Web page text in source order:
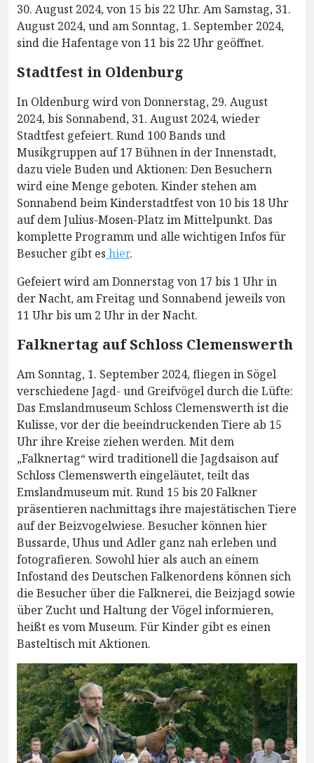
30. August 2024, von 15 bis 22 Uhr. Am Samstag, 31.
August 2024, und am Sonntag, 1. September 2024,
sind die Hafentage von 11 bis 22 Uhr geöffnet.
Stadtfest in Oldenburg
In Oldenburg wird von Donnerstag, 29. August
2024, bis Sonnabend, 31. August 2024, wieder
Stadtfest gefeiert. Rund 100 Bands und
Musikgruppen auf 17 Bühnen in der Innenstadt,
dazu viele Buden und Aktionen: Den Besuchern
wird eine Menge geboten. Kinder stehen am
Sonnabend beim Kinderstadtfest von 10 bis 18 Uhr
auf dem Julius-Mosen-Platz im Mittelpunkt. Das
komplette Programm und alle wichtigen Infos für
Besucher gibt es hier.
Gefeiert wird am Donnerstag von 17 bis 1 Uhr in
der Nacht, am Freitag und Sonnabend jeweils von
11 Uhr bis um 2 Uhr in der Nacht.
Falknertag auf Schloss Clemenswerth
Am Sonntag, 1. September 2024, fliegen in Sögel
verschiedene Jagd- und Greifvögel durch die Lüfte:
Das Emslandmuseum Schloss Clemenswerth ist die
Kulisse, vor der die beeindruckenden Tiere ab 15
Uhr ihre Kreise ziehen werden. Mit dem
„Falknertag“ wird traditionell die Jagdsaison auf
Schloss Clemenswerth eingeläutet, teilt das
Emslandmuseum mit. Rund 15 bis 20 Falkner
präsentieren nachmittags ihre majestätischen Tiere
auf der Beizvogelwiese. Besucher können hier
Bussarde, Uhus und Adler ganz nah erleben und
fotografieren. Sowohl hier als auch an einem
Infostand des Deutschen Falkenordens können sich
die Besucher über die Falknerei, die Beizjagd sowie
über Zucht und Haltung der Vögel informieren,
heißt es vom Museum. Für Kinder gibt es einen
Basteltisch mit Aktionen.